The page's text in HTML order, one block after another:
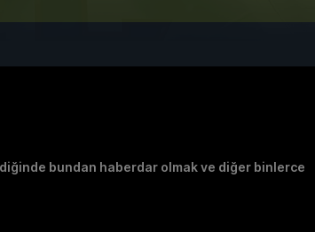
bundan haberdar olmak ve diğer binlerce